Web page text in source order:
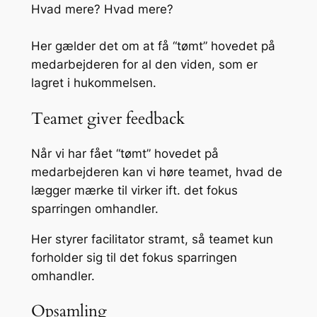
Hvad mere? Hvad mere?
Her gælder det om at få “tømt” hovedet på
medarbejderen for al den viden, som er
lagret i hukommelsen.
Teamet giver feedback
Når vi har fået “tømt” hovedet på
medarbejderen kan vi høre teamet, hvad de
lægger mærke til virker ift. det fokus
sparringen omhandler.
Her styrer facilitator stramt, så teamet kun
forholder sig til det fokus sparringen
omhandler.
Opsamling